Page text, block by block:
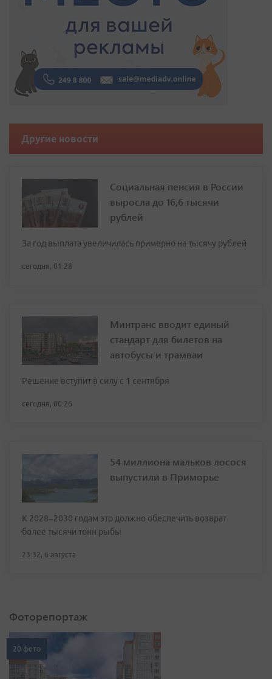
Другие новости
Социальная пенсия в России
выросла до 16,6 тысячи
рублей
За год выплата увеличилась примерно на тысячу рублей
сегодня, 01:28
Минтранс вводит единый
стандарт для билетов на
автобусы и трамваи
Решение вступит в силу с 1 сентября
сегодня, 00:26
54 миллиона мальков лосося
выпустили в Приморье
К 2028–2030 годам это должно обеспечить возврат
более тысячи тонн рыбы
23:32, 6 августа
Фоторепортаж
20 фото